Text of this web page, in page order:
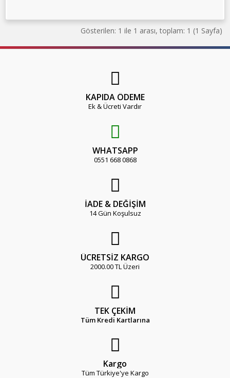
Gösterilen: 1 ile 1 arası, toplam: 1 (1 Sayfa)
KAPIDA ÖDEME
Ek & Ücreti Vardır
WHATSAPP
0551 668 0868
İADE & DEĞİŞİM
14 Gün Koşulsuz
ÜCRETSİZ KARGO
2000.00 TL Üzeri
TEK ÇEKİM
Tüm Kredi Kartlarına
Kargo
Tüm Türkiye'ye Kargo